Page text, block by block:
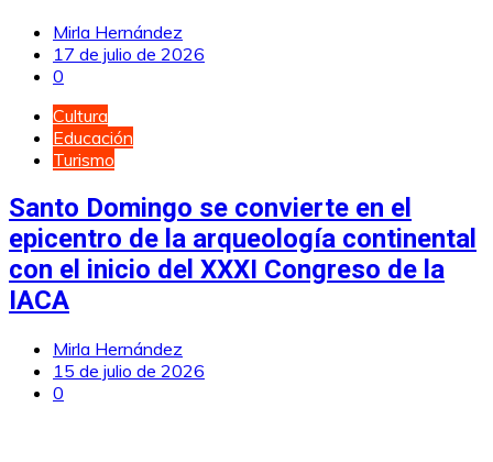
Mirla Hernández
17 de julio de 2026
0
Cultura
Educación
Turismo
Santo Domingo se convierte en el
epicentro de la arqueología continental
con el inicio del XXXI Congreso de la
IACA
Mirla Hernández
15 de julio de 2026
0